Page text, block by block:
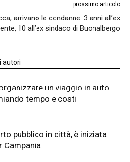
prossimo articolo
arrivano le condanne: 3 anni all’ex
10 all’ex sindaco di Buonalbergo
autori
un viaggio in auto
tempo e costi
pubblico in città, è iniziata
Campania